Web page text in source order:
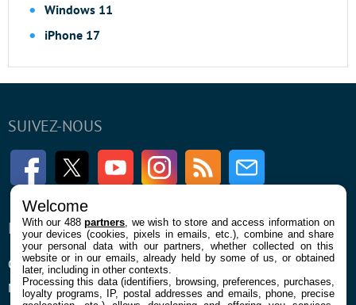
Windows 11
iPhone 17
SUIVEZ-NOUS
FacebookTwitter Youtube InstagramRSS Newsletter
ENTREPRISE
Qui sommes nous
Mentions légales et CGU
À PROPOS
La rédaction
Contact
Welcome
With our 488partners , we wish to store and access information on
your devices (cookies, pixels in emails, etc.), combine and share
your personal data with our partners, whether collected on this
website or in our emails, already held by some of us, or obtained
later, including in other contexts.
Processing this data (identifiers, browsing, preferences, purchases,
loyalty programs, IP, postal addresses and emails, phone, precise